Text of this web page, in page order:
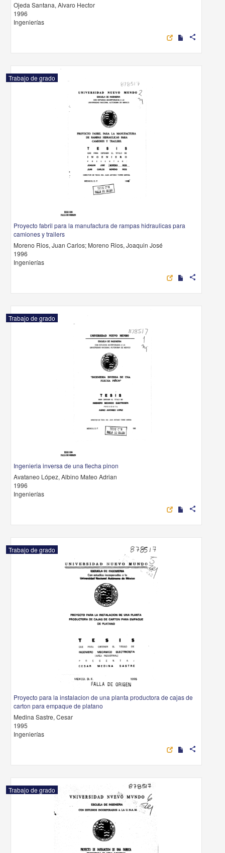
Ojeda Santana, Alvaro Hector
1996
Ingenierías
share
Trabajo de grado
Proyecto fabril para la manufactura de rampas hidraulicas para
camiones y trailers
Moreno Rios, Juan Carlos; Moreno Rios, Joaquin José
1996
Ingenierías
share
Trabajo de grado
Ingenieria inversa de una flecha pinon
Avataneo López, Albino Mateo Adrian
1996
Ingenierías
share
Trabajo de grado
Proyecto para la instalacion de una planta productora de cajas de
carton para empaque de platano
Medina Sastre, Cesar
1995
Ingenierías
share
Trabajo de grado